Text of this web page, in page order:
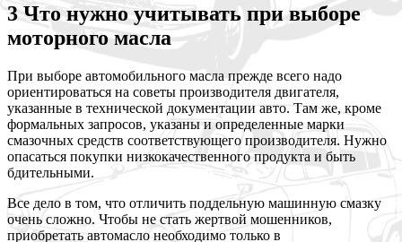
3 Что нужно учитывать при выборе
моторного масла
При выборе автомобильного масла прежде всего надо
ориентироваться на советы производителя двигателя,
указанные в технической документации авто. Там же, кроме
формальных запросов, указаны и определенные марки
смазочных средств соответствующего производителя. Нужно
опасаться покупки низкокачественного продукта и быть
бдительными.
Все дело в том, что отличить поддельную машинную смазку
очень сложно. Чтобы не стать жертвой мошенников,
приобретать автомасло необходимо только в